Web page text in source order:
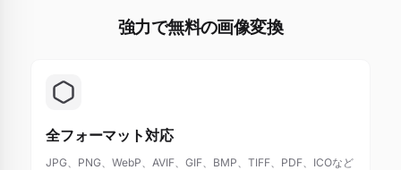
強力で無料の画像変換
全フォーマット対応
JPG、PNG、WebP、AVIF、GIF、BMP、TIFF、PDF、ICOなど